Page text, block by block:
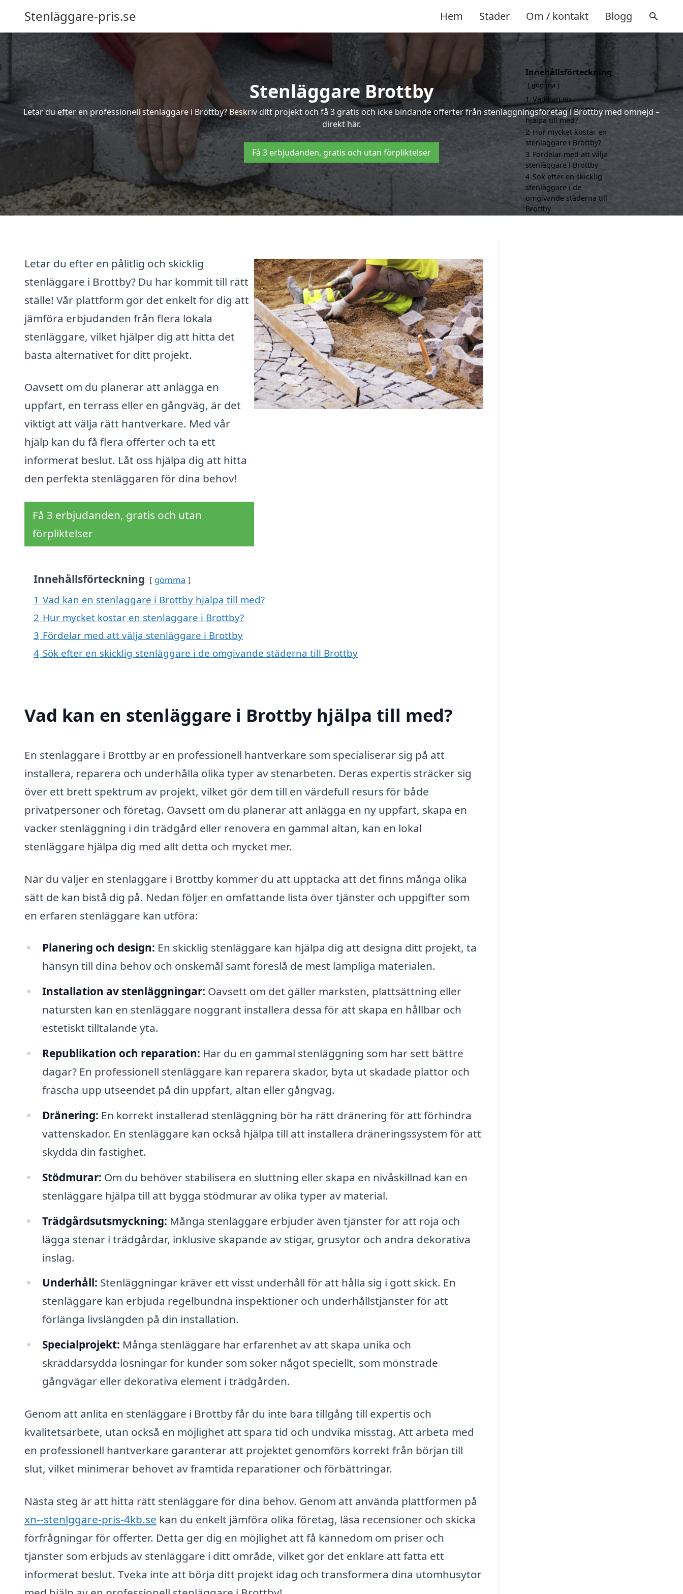
Stenläggare-pris.se Hem Städer Om / kontakt Blogg
Stenläggare Brottby
Letar du efter en professionell stenläggare i Brottby? Beskriv ditt projekt och få 3 gratis och icke bindande offerter från stenläggningsföretag i Brottby med omnejd –
direkt här.
Få 3 erbjudanden, gratis och utan förpliktelser
Letar du efter en pålitlig och skicklig
stenläggare i Brottby? Du har kommit till rätt
ställe! Vår plattform gör det enkelt för dig att
jämföra erbjudanden från flera lokala
stenläggare, vilket hjälper dig att hitta det
bästa alternativet för ditt projekt.
Oavsett om du planerar att anlägga en
uppfart, en terrass eller en gångväg, är det
viktigt att välja rätt hantverkare. Med vår
hjälp kan du få flera offerter och ta ett
informerat beslut. Låt oss hjälpa dig att hitta
den perfekta stenläggaren för dina behov!
Få 3 erbjudanden, gratis och utan
förpliktelser
Innehållsförteckning gömma
1 Vad kan en stenläggare i Brottby hjälpa till med?
2 Hur mycket kostar en stenläggare i Brottby?
3 Fördelar med att välja stenläggare i Brottby
4 Sök efter en skicklig stenläggare i de omgivande städerna till Brottby
Vad kan en stenläggare i Brottby hjälpa till med?
En stenläggare i Brottby är en professionell hantverkare som specialiserar sig på att
installera, reparera och underhålla olika typer av stenarbeten. Deras expertis sträcker sig
över ett brett spektrum av projekt, vilket gör dem till en värdefull resurs för både
privatpersoner och företag. Oavsett om du planerar att anlägga en ny uppfart, skapa en
vacker stenläggning i din trädgård eller renovera en gammal altan, kan en lokal
stenläggare hjälpa dig med allt detta och mycket mer.
När du väljer en stenläggare i Brottby kommer du att upptäcka att det finns många olika
sätt de kan bistå dig på. Nedan följer en omfattande lista över tjänster och uppgifter som
en erfaren stenläggare kan utföra:
Planering och design: En skicklig stenläggare kan hjälpa dig att designa ditt projekt, ta
hänsyn till dina behov och önskemål samt föreslå de mest lämpliga materialen.
Installation av stenläggningar: Oavsett om det gäller marksten, plattsättning eller
natursten kan en stenläggare noggrant installera dessa för att skapa en hållbar och
estetiskt tilltalande yta.
Republikation och reparation: Har du en gammal stenläggning som har sett bättre
dagar? En professionell stenläggare kan reparera skador, byta ut skadade plattor och
fräscha upp utseendet på din uppfart, altan eller gångväg.
Dränering: En korrekt installerad stenläggning bör ha rätt dränering för att förhindra
vattenskador. En stenläggare kan också hjälpa till att installera dräneringssystem för att
skydda din fastighet.
Stödmurar: Om du behöver stabilisera en sluttning eller skapa en nivåskillnad kan en
stenläggare hjälpa till att bygga stödmurar av olika typer av material.
Trädgårdsutsmyckning: Många stenläggare erbjuder även tjänster för att röja och
lägga stenar i trädgårdar, inklusive skapande av stigar, grusytor och andra dekorativa
inslag.
Underhåll: Stenläggningar kräver ett visst underhåll för att hålla sig i gott skick. En
stenläggare kan erbjuda regelbundna inspektioner och underhållstjänster för att
förlänga livslängden på din installation.
Specialprojekt: Många stenläggare har erfarenhet av att skapa unika och
skräddarsydda lösningar för kunder som söker något speciellt, som mönstrade
gångvägar eller dekorativa element i trädgården.
Genom att anlita en stenläggare i Brottby får du inte bara tillgång till expertis och
kvalitetsarbete, utan också en möjlighet att spara tid och undvika misstag. Att arbeta med
en professionell hantverkare garanterar att projektet genomförs korrekt från början till
slut, vilket minimerar behovet av framtida reparationer och förbättringar.
Nästa steg är att hitta rätt stenläggare för dina behov. Genom att använda plattformen på
xn--stenlggare-pris-4kb.se kan du enkelt jämföra olika företag, läsa recensioner och skicka
förfrågningar för offerter. Detta ger dig en möjlighet att få kännedom om priser och
tjänster som erbjuds av stenläggare i ditt område, vilket gör det enklare att fatta ett
informerat beslut. Tveka inte att börja ditt projekt idag och transformera dina utomhusytor
Innehållsförteckning
gömma
1 Vad kan en
stenläggare i Brottby
hjälpa till med?
2 Hur mycket kostar en
stenläggare i Brottby?
3 Fördelar med att välja
stenläggare i Brottby
4 Sök efter en skicklig
stenläggare i de
omgivande städerna till
Brottby